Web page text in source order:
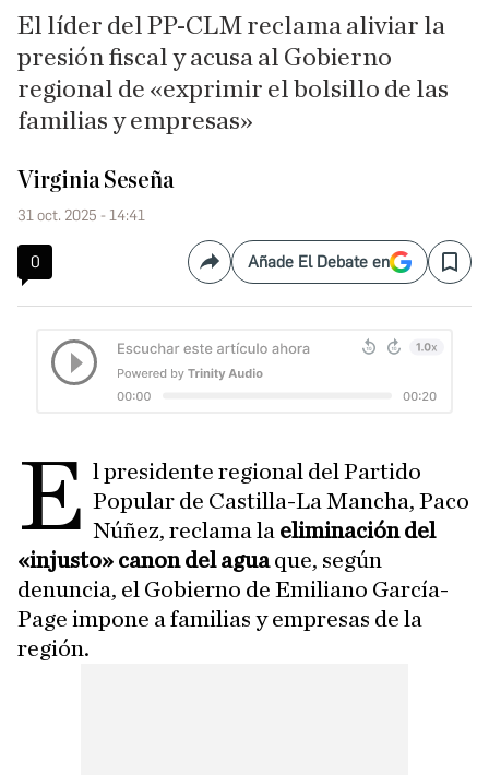
El líder del PP-CLM reclama aliviar la
presión fiscal y acusa al Gobierno
regional de «exprimir el bolsillo de las
familias y empresas»
Virginia Seseña
31 oct. 2025 - 14:41
0 CompartirAñade El Debate en Save
E l presidente regional del Partido
Popular de Castilla-La Mancha, Paco
Núñez, reclama la eliminación del
«injusto» canon del aguaque, según
denuncia, el Gobierno de Emiliano García-
Page impone a familias y empresas de la
región.